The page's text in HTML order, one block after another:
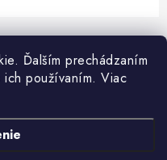
Ďalším prechádzaním
ich používaním. Viac